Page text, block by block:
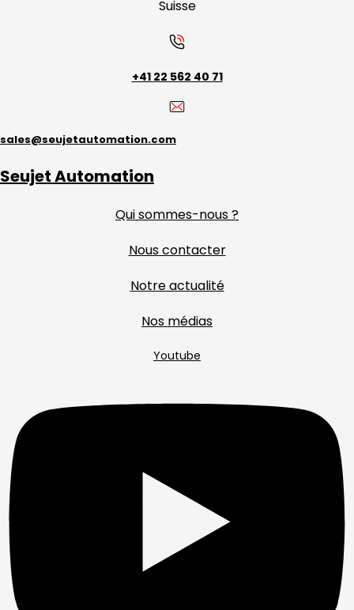
Suisse
+41 22 562 40 71
sales@seujetautomation.com
Seujet Automation
Qui sommes-nous ?
Nous contacter
Notre actualité
Nos médias
Youtube